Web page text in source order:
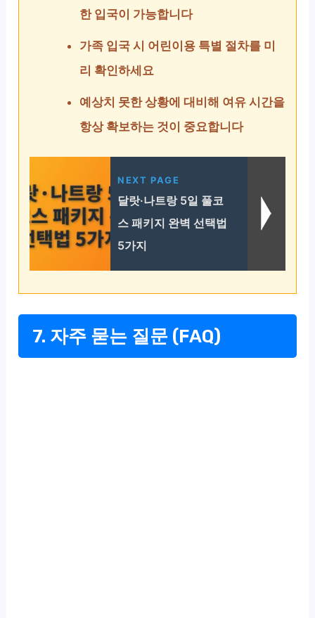
한 입국이 가능합니다
가족 입국 시 어린이용 특별 절차를 미
리 확인하세요
예상치 못한 상황에 대비해 여유 시간을
항상 확보하는 것이 중요합니다
NEXT PAGE
달랏·나트랑 5일 풀코
스 패키지 완벽 선택법
5가지
7. 자주 묻는 질문 (FAQ)